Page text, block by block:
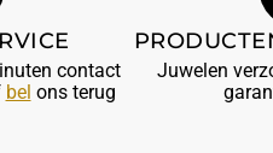
contact
bel ons terug
Juwelen